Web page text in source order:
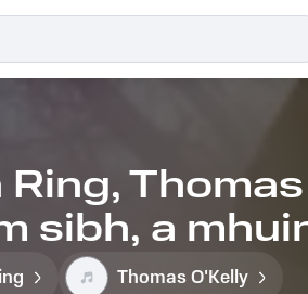
Ring,
sibh, a
Thomas O'Kelly